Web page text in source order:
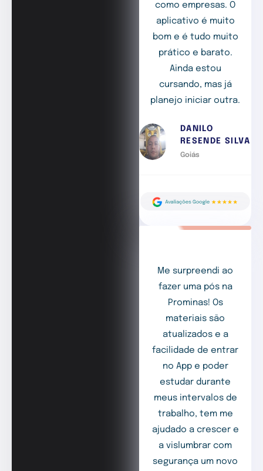
como empresas. O
aplicativo é muito
bom e é tudo muito
prático e barato.
Ainda estou
cursando, mas já
planejo iniciar outra.
DANILO
RESENDE SILVA
Goiás
Me surpreendi ao
fazer uma pós na
Prominas! Os
materiais são
atualizados e a
facilidade de entrar
no App e poder
estudar durante
meus intervalos de
trabalho, tem me
ajudado a crescer e
a vislumbrar com
segurança um novo